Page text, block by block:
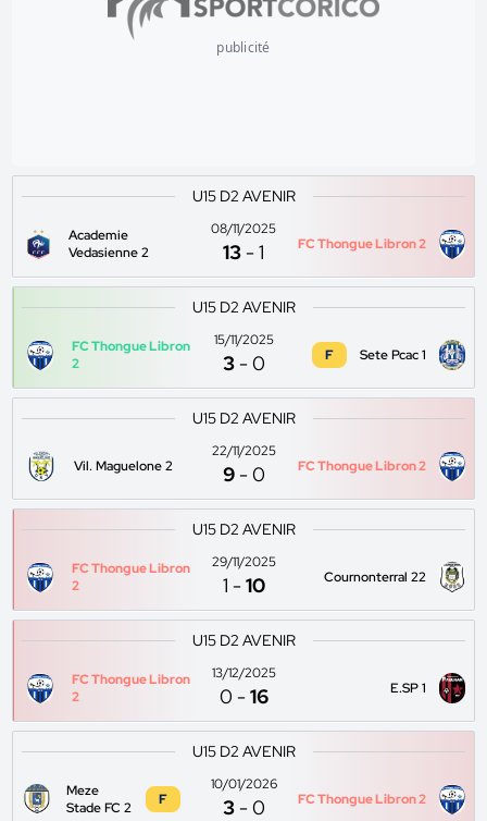
publicité
U15 D2 AVENIR
Academie
Vedasienne 2
08/11/2025
13 -1 FC Thongue Libron 2
U15 D2 AVENIR
FC Thongue Libron
2
15/11/2025
3 -0 F Sete Pcac 1
U15 D2 AVENIR
Vil. Maguelone 2
22/11/2025
9 -0 FC Thongue Libron 2
U15 D2 AVENIR
FC Thongue Libron
2
29/11/2025
1 -10 Cournonterral 22
U15 D2 AVENIR
FC Thongue Libron
2
13/12/2025
0 -16 E.SP 1
U15 D2 AVENIR
Meze
Stade FC 2
F
10/01/2026
3 -0 FC Thongue Libron 2